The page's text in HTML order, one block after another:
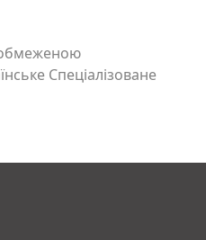
Спеціалізоване